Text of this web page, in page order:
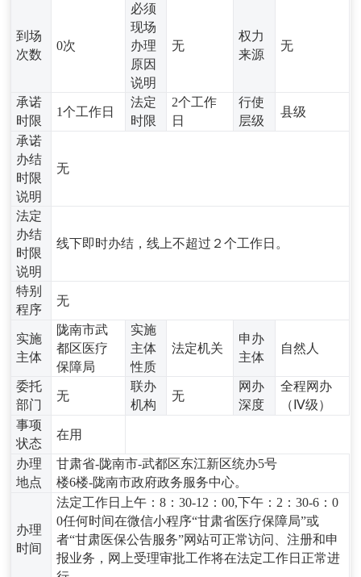
到场
次数
0次
必须
现场
办理
原因
说明
无
权力
来源
无
承诺
时限
1个工作日
法定
时限
2个工作
日
行使
层级
县级
承诺
办结
时限
说明
无
法定
办结
时限
说明
线下即时办结，线上不超过２个工作日。
特别
程序
无
实施
主体
陇南市武
都区医疗
保障局
实施
主体
性质
法定机关
申办
主体
自然人
委托
部门
无
联办
机构
无
网办
深度
全程网办
（Ⅳ级）
事项
状态
在用
办理
地点
甘肃省-陇南市-武都区东江新区统办5号
楼6楼-陇南市政府政务服务中心。
办理
时间
法定工作日上午：8：30-12：00,下午：2：30-6：0
0任何时间在微信小程序“甘肃省医疗保障局”或
者“甘肃医保公告服务”网站可正常访问、注册和申
报业务，网上受理审批工作将在法定工作日正常进